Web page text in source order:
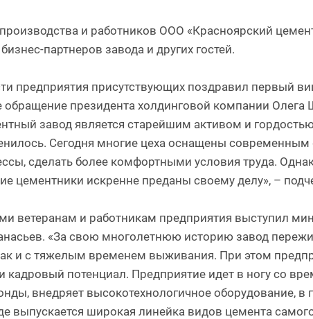
и работников ООО «Красноярский
партнеров завода и других гостей.
предприятия присутствующих поздравил первый
обращение президента холдинговой компании
завод является старейшим активом и
Сегодня многие цеха оснащены
сделать более комфортными условия труда.
цементники искренне преданы своему делу», –
ветеранам и работникам предприятия выступил
«За свою многолетнюю историю завод
и с тяжелым временем выживания. При этом
потенциал. Предприятие идет в ногу со
внедряет высокотехнологичное оборудование, в
выпускается широкая линейка видов цемента